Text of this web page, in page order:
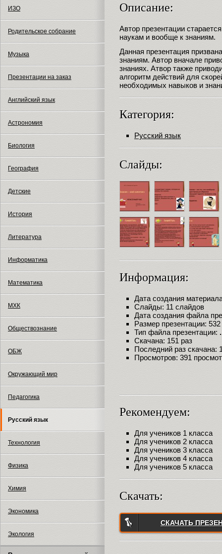
ИЗО
Родительское собрание
Музыка
Презентации на заказ
Английский язык
Астрономия
Биология
География
Детские
История
Литература
Информатика
Математика
МХК
Обществознание
ОБЖ
Окружающий мир
Педагогика
Русский язык
Технология
Физика
Химия
Экономика
Экология
Описание:
Автор презентации
наукам и вообще к знаниям.
Данная презентация
знаниям. Автор вначале
знаниях. Атвор также
алгоритм действий для
необходимых навыков и
Категория:
Русский язык
Слайды:
Информация:
Дата создания
Слайды: 11 слайдов
Дата создания файла
Размер презентации:
Тип файла презентации:
Скачана: 151 раз
Последний раз скачана:
Просмотров: 391
Рекомендуем:
Для учеников 1 класса
Для учеников 2 класса
Для учеников 3 класса
Для учеников 4 класса
Для учеников 5 класса
Скачать:
СКАЧАТЬ